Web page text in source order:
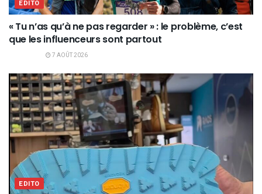
EDITO
« Tu n’as qu’à ne pas regarder » : le problème, c’est
que les influenceurs sont partout
7 AOÛT 2026
EDITO